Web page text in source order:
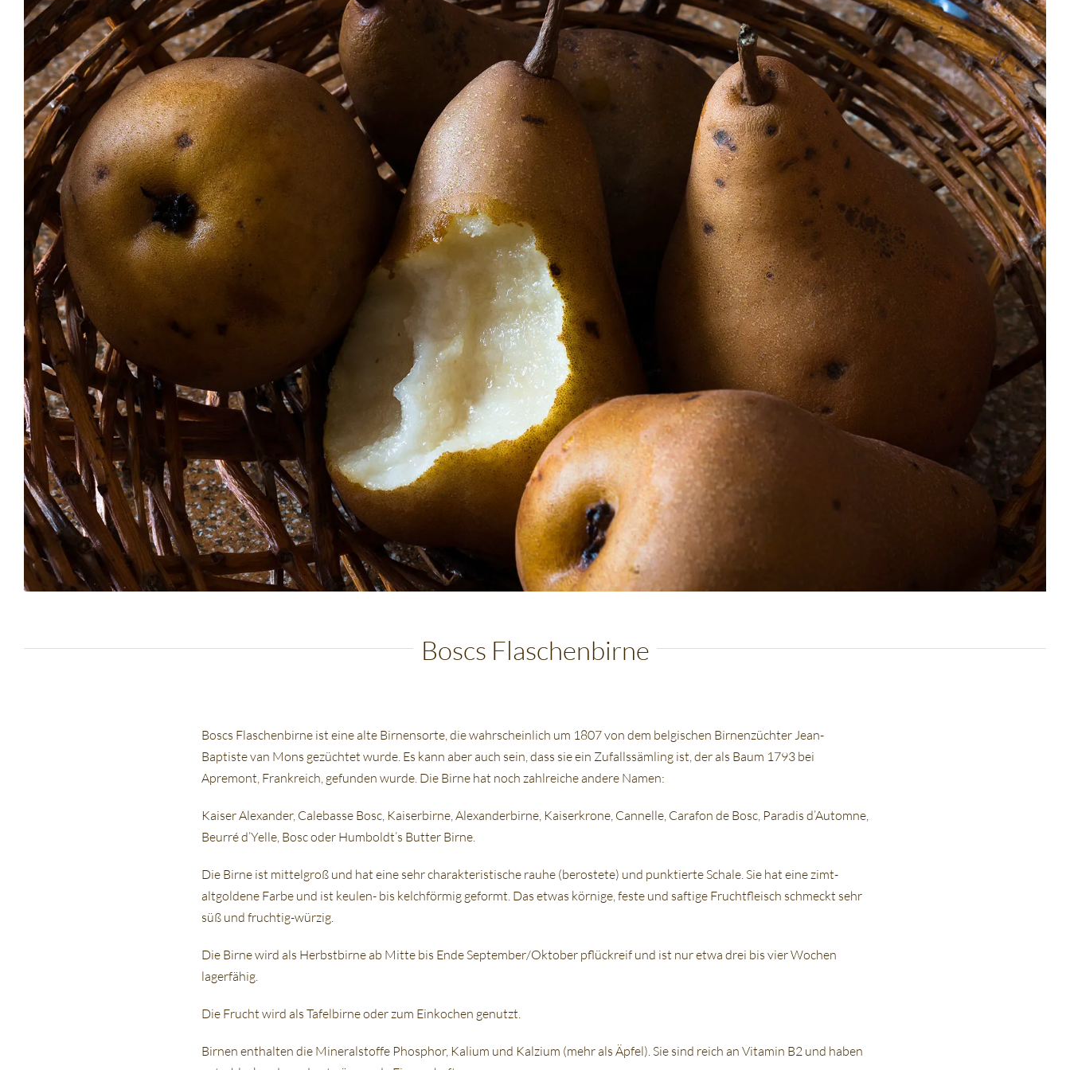
Boscs Flaschenbirne
Boscs Flaschenbirne ist eine alte Birnensorte, die wahrscheinlich um 1807 von dem belgischen Birnenzüchter Jean-
Baptiste van Mons gezüchtet wurde. Es kann aber auch sein, dass sie ein Zufallssämling ist, der als Baum 1793 bei
Apremont, Frankreich, gefunden wurde. Die Birne hat noch zahlreiche andere Namen:
Kaiser Alexander, Calebasse Bosc, Kaiserbirne, Alexanderbirne, Kaiserkrone, Cannelle, Carafon de Bosc, Paradis d’Automne,
Beurré d’Yelle, Bosc oder Humboldt’s Butter Birne.
Die Birne ist mittelgroß und hat eine sehr charakteristische rauhe (berostete) und punktierte Schale. Sie hat eine zimt-
altgoldene Farbe und ist keulen- bis kelchförmig geformt. Das etwas körnige, feste und saftige Fruchtfleisch schmeckt sehr
süß und fruchtig-würzig.
Die Birne wird als Herbstbirne ab Mitte bis Ende September/Oktober pflückreif und ist nur etwa drei bis vier Wochen
lagerfähig.
Die Frucht wird als Tafelbirne oder zum Einkochen genutzt.
Birnen enthalten die Mineralstoffe Phosphor, Kalium und Kalzium (mehr als Äpfel). Sie sind reich an Vitamin B2 und haben